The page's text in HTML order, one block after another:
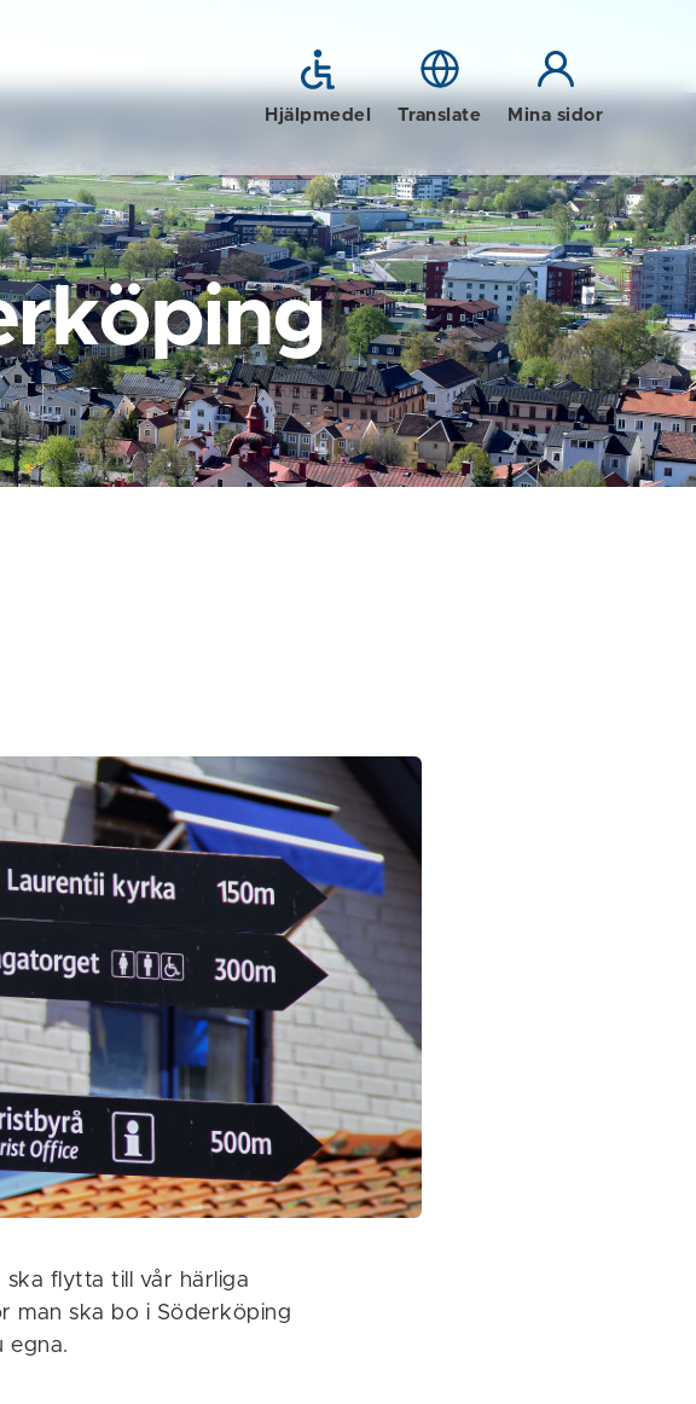
Hjälpmedel Translate Mina sidor
flytta till vår härliga
man ska bo i Söderköping
egna.